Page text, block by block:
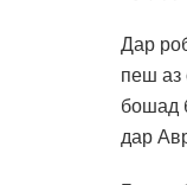
Дар
пеш аз
бошад
дар